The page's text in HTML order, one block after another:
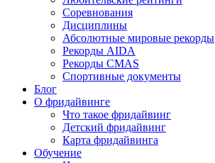
Соревнования
Дисциплины
Абсолютные мировые рекорды
Рекорды AIDA
Рекорды CMAS
Спортивные документы
Блог
О фридайвинге
Что такое фридайвинг
Детский фридайвинг
Карта фридайвинга
Обучение